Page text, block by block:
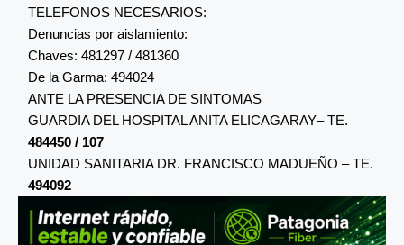
TELEFONOS NECESARIOS:
Denuncias por aislamiento:
Chaves: 481297 / 481360
De la Garma: 494024
ANTE LA PRESENCIA DE SINTOMAS
GUARDIA DEL HOSPITAL ANITA ELICAGARAY– TE.
484450 / 107
UNIDAD SANITARIA DR. FRANCISCO MADUEÑO – TE.
494092